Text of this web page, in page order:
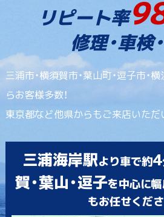
リピート率
修理・車検
三浦市・横須賀市・葉山町・逗子市・
らお客様多数！
東京都など他県からもご来店いただ
三浦海岸駅より車で約4
賀・葉山・逗子を中心に
もお任せくださ